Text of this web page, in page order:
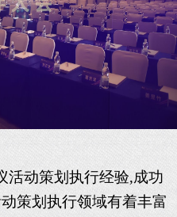
活动策划执行经验,成功
策划执行领域有着丰富